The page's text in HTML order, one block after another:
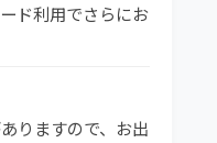
ド利用でさらにお
りますので、お出